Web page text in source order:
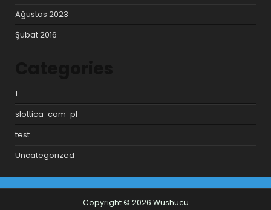
Ağustos 2023
Şubat 2016
1
slottica-com-pl
test
Uncategorized
Copyright © 2026 Wushucu